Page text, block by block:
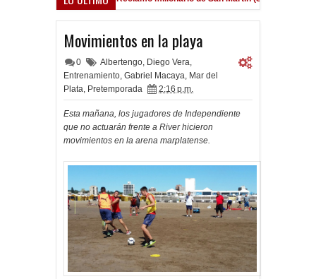
Movimientos en la playa
0 Albertengo, Diego Vera,
Entrenamiento, Gabriel Macaya, Mar del
Plata, Pretemporada 2:16 p.m.
Esta mañana, los jugadores de Independiente
que no actuarán frente a River hicieron
movimientos en la arena marplatense.